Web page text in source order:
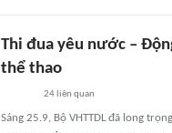
Thi đua yêu nước –
thể thao
24liên quan
Sáng 25.9, Bộ VHTTDL đã long